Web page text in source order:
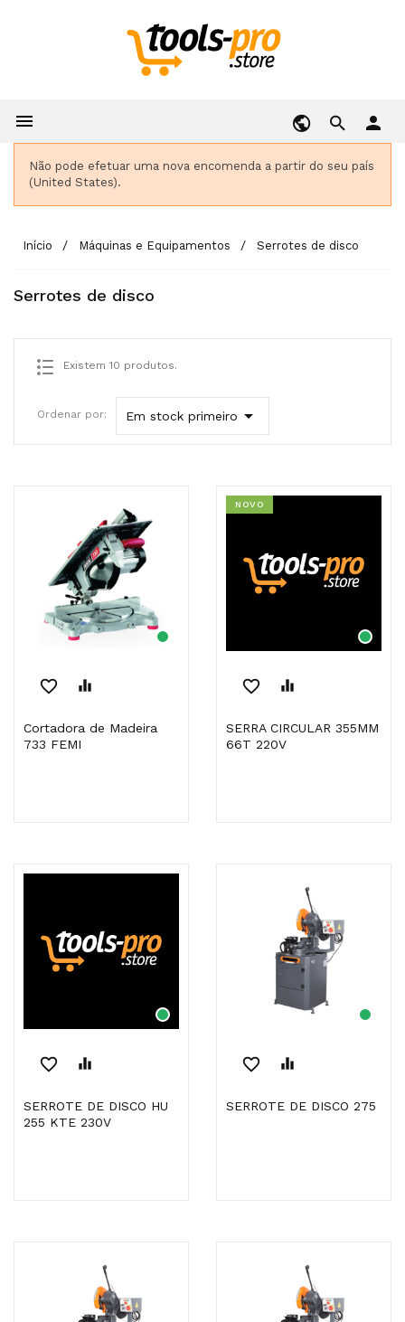
 person
Não pode efetuar uma nova encomenda a partir do seu país
(United States).
Início Máquinas e Equipamentos Serrotes de disco
Serrotes de disco
Existem 10 produtos.
Ordenar por: Em stock primeiro 
favorite_border equalizer
Cortadora de Madeira
733 FEMI
NOVO
favorite_border equalizer
SERRA CIRCULAR 355MM
66T 220V
favorite_border equalizer
SERROTE DE DISCO HU
255 KTE 230V
favorite_border equalizer
SERROTE DE DISCO 275